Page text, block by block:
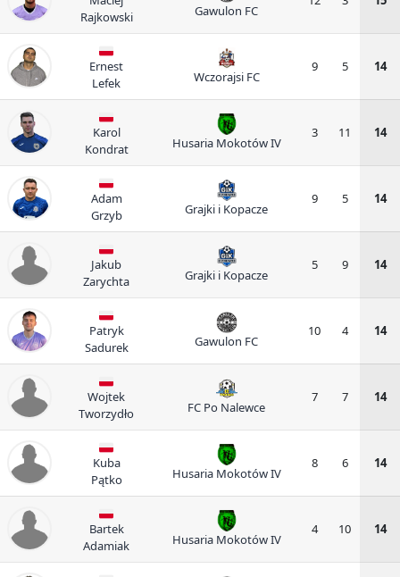
Rajkowski
Gawulon FC
Ernest
Lefek
Wczorajsi FC
9 5 14
Karol
Kondrat
Husaria Mokotów IV
3 11 14
Adam
Grzyb
Grajki i Kopacze
9 5 14
Jakub
Zarychta
Grajki i Kopacze
5 9 14
Patryk
Sadurek
Gawulon FC
10 4 14
Wojtek
Tworzydło
FC Po Nalewce
7 7 14
Kuba
Pątko
Husaria Mokotów IV
8 6 14
Bartek
Adamiak
Husaria Mokotów IV
4 10 14